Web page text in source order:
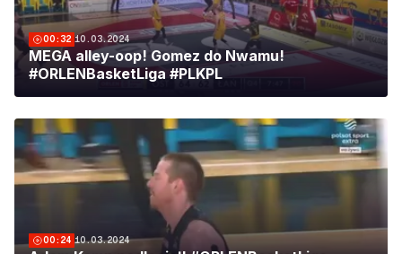
00:32 10.03.2024
MEGA alley-oop! Gomez do Nwamu!
#ORLENBasketLiga #PLKPL
00:24 10.03.2024